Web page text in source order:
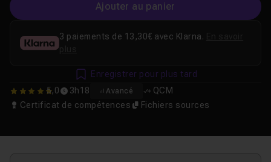
Ajouter au panier
5 5,0 3h18 Avancé
QCM
Certificat de compétences
Fichiers sources
3 paiements de 13,30€ avec Klarna.
Enregistrer pour plus tard